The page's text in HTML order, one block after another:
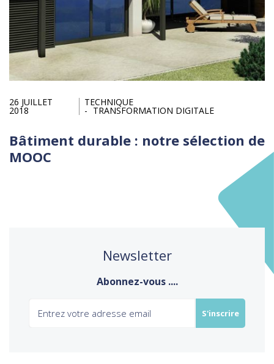
26 JUILLET
2018
TECHNIQUE
TRANSFORMATION DIGITALE
Bâtiment durable : notre sélection de
MOOC
Newsletter
Abonnez-vous ....